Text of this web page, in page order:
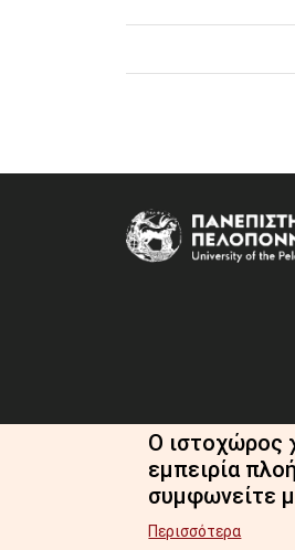
Σελιδοποίηση
Image
Ο ιστοχώρος
εμπειρία
συμφωνείτε
Περισσότερα